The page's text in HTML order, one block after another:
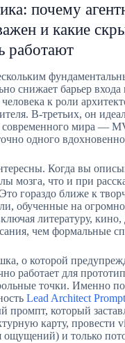
почему
и какие
работают
снижает барьер
к роли
В-третьих, он
современного мира —
одного
Когда вы
мозга, что и при
гораздо ближе к
обученные на
литературу,
чем формальные
о которой
работает для
точки. Именно
Lead Architect Prompt
который
карту, провести
ощущений) и только